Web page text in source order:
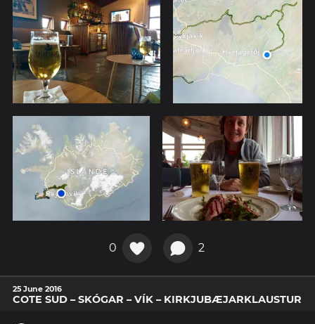
0 2
25 June 2016
COTE SUD – SKÓGAR – VÍK – KIRKJUBÆJARKLAUSTUR